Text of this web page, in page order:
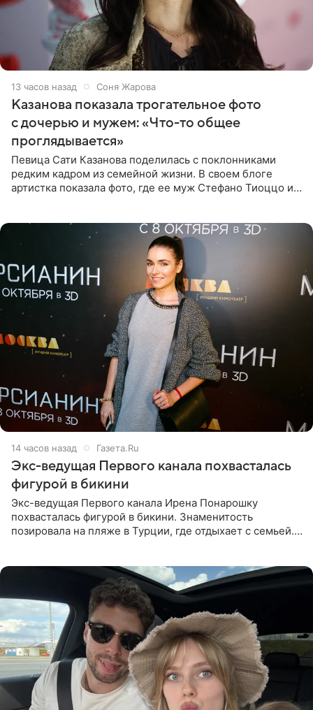
13 часов назад Соня Жарова
Казанова показала трогательное фото
с дочерью и мужем: «Что-то общее
проглядывается»
Певица Сати Казанова поделилась с поклонниками
редким кадром из семейной жизни. В своем блоге
артистка показала фото, где ее муж Стефано Тиоццо и
14 часов назад Газета.Ru
Экс-ведущая Первого канала похвасталась
фигурой в бикини
Экс-ведущая Первого канала Ирена Понарошку
похвасталась фигурой в бикини. Знаменитость
позировала на пляже в Турции, где отдыхает с семьей.